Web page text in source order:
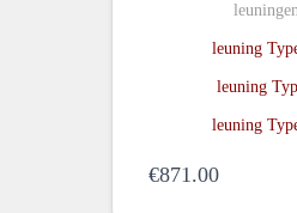
leuning
leuning
leuning
€871.00